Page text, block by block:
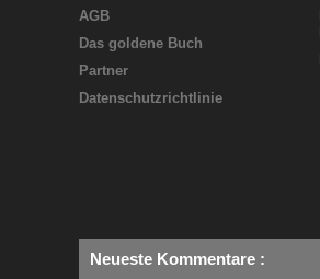
AGB
Das goldene Buch
Partner
Datenschutzrichtlinie
Neueste Kommentare :